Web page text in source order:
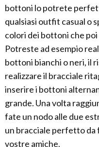
bottoni lo potrete
qualsiasi outfit casual o
colori dei bottoni che
Potreste ad esempio
bottoni bianchi o neri, il
realizzare il bracciale
inserire i bottoni
grande. Una volta
fate un nodo alle due
un bracciale perfetto da
vostre amiche.